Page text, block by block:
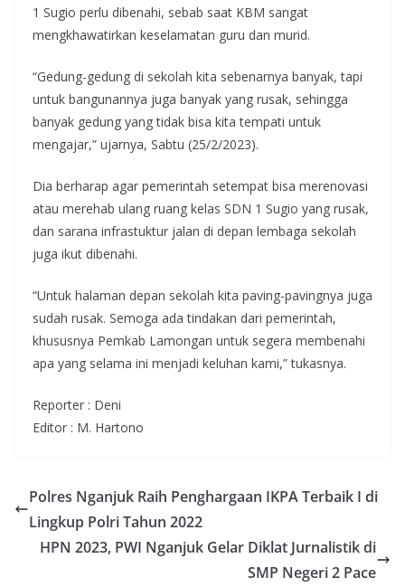
1 Sugio perlu dibenahi, sebab saat KBM sangat
mengkhawatirkan keselamatan guru dan murid.
“Gedung-gedung di sekolah kita sebenarnya banyak, tapi
untuk bangunannya juga banyak yang rusak, sehingga
banyak gedung yang tidak bisa kita tempati untuk
mengajar,” ujarnya, Sabtu (25/2/2023).
Dia berharap agar pemerintah setempat bisa merenovasi
atau merehab ulang ruang kelas SDN 1 Sugio yang rusak,
dan sarana infrastuktur jalan di depan lembaga sekolah
juga ikut dibenahi.
“Untuk halaman depan sekolah kita paving-pavingnya juga
sudah rusak. Semoga ada tindakan dari pemerintah,
khususnya Pemkab Lamongan untuk segera membenahi
apa yang selama ini menjadi keluhan kami,” tukasnya.
Reporter : Deni
Editor : M. Hartono
Polres Nganjuk Raih Penghargaan IKPA Terbaik I di
Lingkup Polri Tahun 2022
HPN 2023, PWI Nganjuk Gelar Diklat Jurnalistik di
SMP Negeri 2 Pace